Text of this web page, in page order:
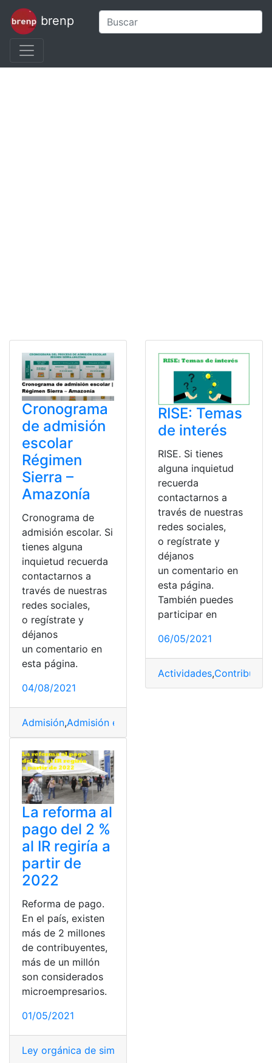
brenp
Cronograma
de admisión
escolar
Régimen
Sierra –
Amazonía
Cronograma de
admisión escolar. Si
tienes alguna
inquietud recuerda
contactarnos a
través de nuestras
redes sociales,
o regístrate y
déjanos
un comentario en
esta página.
04/08/2021
Admisión,Admisión escolar
RISE: Temas
de interés
RISE. Si tienes
alguna inquietud
recuerda
contactarnos a
través de nuestras
redes sociales,
o regístrate y
déjanos
un comentario en
esta página.
También puedes
participar en
06/05/2021
Actividades,
La reforma al
pago del 2 %
al IR regiría a
partir de
2022
Reforma de pago.
En el país, existen
más de 2 millones
de contribuyentes,
más de un millón
son considerados
microempresarios.
01/05/2021
Ley orgánica de simplificación y progresividad